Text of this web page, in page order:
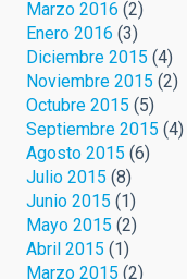
Marzo 2016 (2)
Enero 2016 (3)
Diciembre 2015 (4)
Noviembre 2015 (2)
Octubre 2015 (5)
Septiembre 2015 (4)
Agosto 2015 (6)
Julio 2015 (8)
Junio 2015 (1)
Mayo 2015 (2)
Abril 2015 (1)
Marzo 2015 (2)